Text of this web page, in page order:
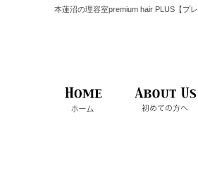
本蓮沼の理容室premium hair PLUS【プ